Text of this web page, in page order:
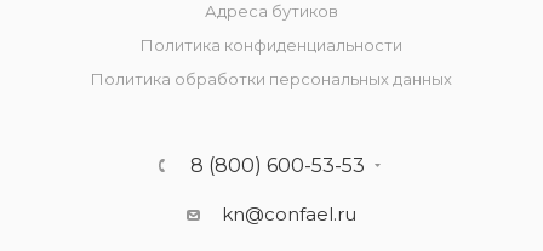
Адреса бутиков
Политика конфиденциальности
Политика обработки персональных данных
8 (800) 600-53-53
kn@confael.ru